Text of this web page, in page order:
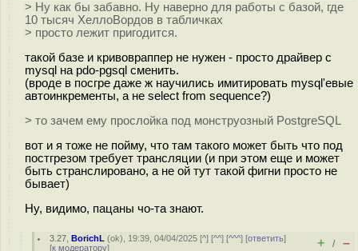
> Ну как бы забавно. Ну наверно для работы с базой, где
10 тысяч ХеллоВордов в табличках
> просто лежит пригодится.
такой базе и кривовраппер не нужен - просто драйвер с
mysql на pdo-pgsql сменить.
(вроде в посгре даже ж научились имитировать mysql'евые
автоинкременты, а не select from sequence?)
> то зачем ему прослойка под монструозный PostgreSQL
вот и я тоже не пойму, что там такого может быть что под
постгрезом требует трансляции (и при этом еще и может
быть странслировано, а не ой тут такой фигни просто не
бывает)
Ну, видимо, пацаны чо-та знают.
3.27 ,BorichL (ok), 19:39, 04/04/2025 [^] [^^] [^^^] [ответить]
[к модератору] + / –